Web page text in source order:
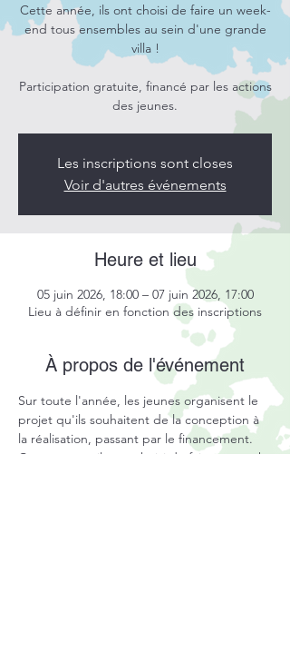
Cette année, ils ont choisi de faire un week-
end tous ensembles au sein d'une grande
villa !
Participation gratuite, financé par les actions
des jeunes.
Les inscriptions sont closes
Voir d'autres événements
Heure et lieu
05 juin 2026, 18:00 – 07 juin 2026, 17:00
Lieu à définir en fonction des inscriptions
À propos de l'événement
Sur toute l'année, les jeunes organisent le
projet qu'ils souhaitent de la conception à
la réalisation, passant par le financement.
Cette année, ils ont choisi de faire un week-